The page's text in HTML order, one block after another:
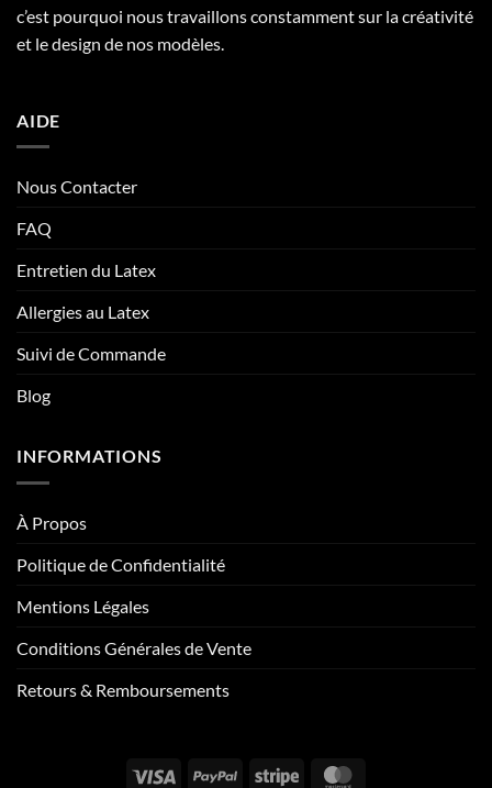
c’est pourquoi nous travaillons constamment sur la créativité
et le design de nos modèles.
AIDE
Nous Contacter
FAQ
Entretien du Latex
Allergies au Latex
Suivi de Commande
Blog
INFORMATIONS
À Propos
Politique de Confidentialité
Mentions Légales
Conditions Générales de Vente
Retours & Remboursements
Visa PayPal Stripe